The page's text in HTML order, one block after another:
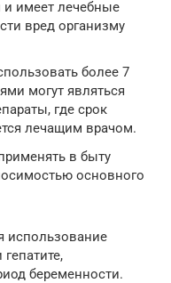
имеет лечебные
вред организму
более 7
могут являться
где срок
лечащим врачом.
в быту
основного
использование
беременности.